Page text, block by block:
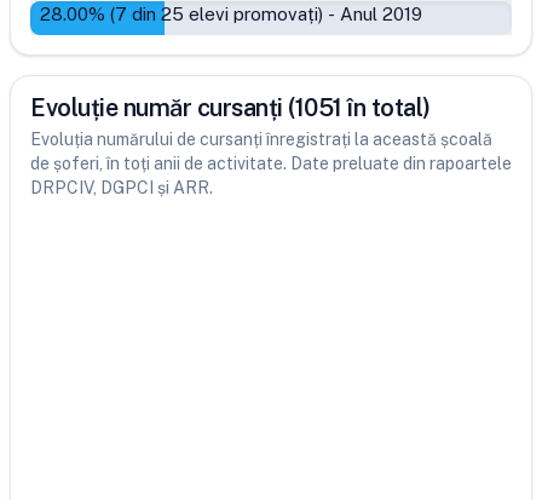
28.00% (7 din 25 elevi promovați) - Anul 2019
Evoluție număr cursanți (1051 în total)
Evoluția numărului de cursanți înregistrați la această școală
de șoferi, în toți anii de activitate. Date preluate din rapoartele
DRPCIV, DGPCI și ARR.